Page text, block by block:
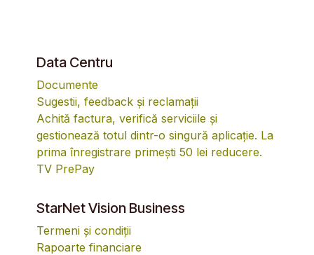
Data Centru
Documente
Sugestii, feedback și reclamații
Achită factura, verifică serviciile și
gestionează totul dintr-o singură aplicație. La
prima înregistrare primești 50 lei reducere.
TV PrePay
StarNet Vision Business
Termeni și condiții
Rapoarte financiare